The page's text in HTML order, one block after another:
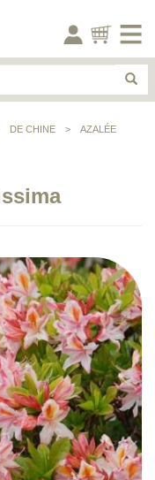
DE CHINE >
AZALÉE